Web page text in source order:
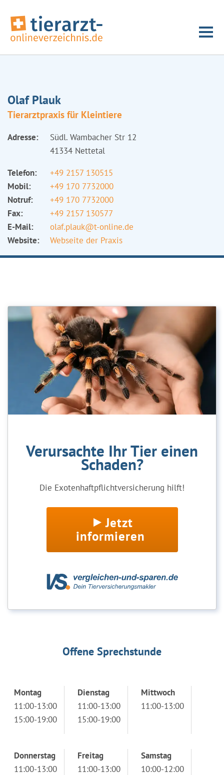
Olaf Plauk
Tierarztpraxis für Kleintiere
Adresse:
Südl. Wambacher Str 12
41334 Nettetal
Telefon:
+49 2157 130515
Mobil:
+49 170 7732000
Notruf:
+49 170 7732000
Fax:
+49 2157 130577
E-Mail:
olaf.plauk@t-online.de
Website:
Webseite der Praxis
Verursachte Ihr Tier einen
Schaden?
Die Exotenhaftpflichtversicherung hilft!
Jetzt
informieren
Offene Sprechstunde
Montag
11:00-13:00
15:00-19:00
Dienstag
11:00-13:00
15:00-19:00
Mittwoch
11:00-13:00
Donnerstag
11:00-13:00
Freitag
11:00-13:00
Samstag
10:00-12:00